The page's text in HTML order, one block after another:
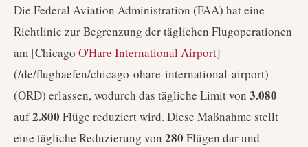
Die Federal Aviation Administration (FAA) hat eine
Richtlinie zur Begrenzung der täglichen Flugoperationen
am [Chicago O'Hare International Airport]
(/de/flughaefen/chicago-ohare-international-airport)
(ORD) erlassen, wodurch das tägliche Limit von 3.080
auf2.800 Flüge reduziert wird. Diese Maßnahme stellt
eine tägliche Reduzierung von 280 Flügen dar und